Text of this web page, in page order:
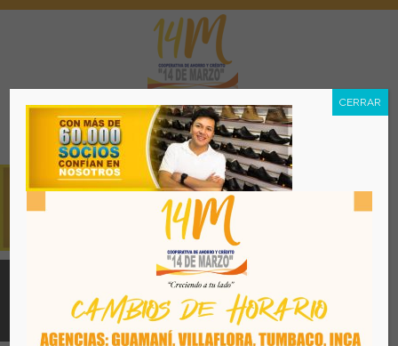
Menú
Todos los derechos reservados. Se prohibe el uso o
reproducción del mismo sin autorización. COAC 14 DE
MARZO, 2026. Quito - Ecuador
Desarrollado por
CERRAR